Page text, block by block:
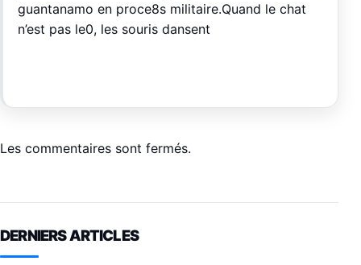
guantanamo en proce8s militaire.Quand le chat
n’est pas le0, les souris dansent
Les commentaires sont fermés.
DERNIERS ARTICLES